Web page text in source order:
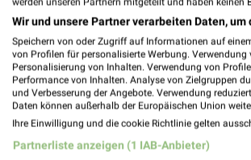
Weitere TEDi
5 Geschäfte und Orte
TEDi Angebote in
Maxhütte-Haidhof,
Wir und unsere Partner verarbeiten Daten,
Speichern von oder Zugriff auf Informationen auf
von Profilen für personalisierte Werbung.
Personalisierung von Inhalten. Verwendung von
Performance von Inhalten. Analyse von Zielgruppen
und Verbesserung der Angebote. Verwendung
Daten können außerhalb der Europäischen Union
Ihre Einwilligung und die cookie Richtlinie gelten
Partnerliste anzeigen (1 IAB-Anbieter)